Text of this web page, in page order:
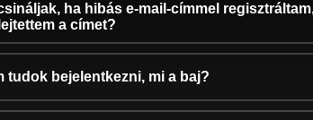
ha hibás e-mail-címmel
a címet?
tudok bejelentkezni, mi a baj?